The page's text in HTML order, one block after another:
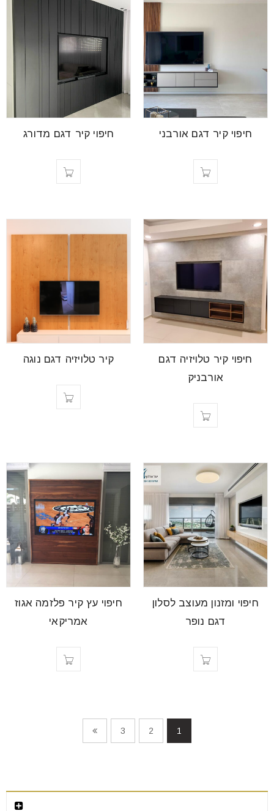
חיפוי קיר דגם אורבני חיפוי קיר דגם מדורג
חיפוי קיר טלויזיה דגם
אורבניק
קיר טלויזיה דגם נוגה
חיפוי ומזנון מעוצב לסלון
דגם נופר
חיפוי עץ קיר פלזמה אגוז
אמריקאי
1
2
3